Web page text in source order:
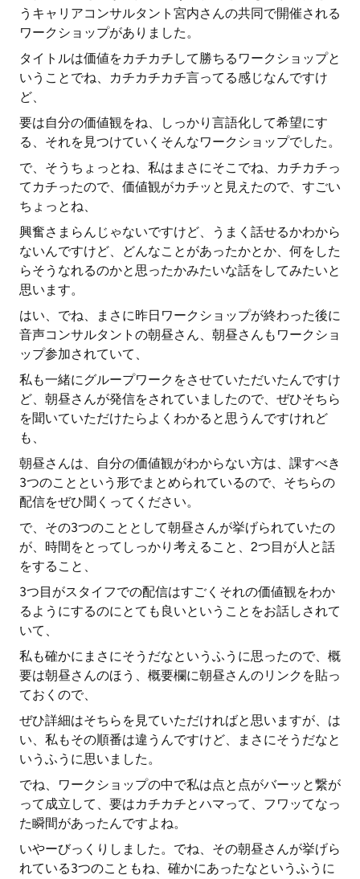
うキャリアコンサルタント宮内さんの共同で開催される
ワークショップがありました。
タイトルは価値をカチカチして勝ちるワークショップと
いうことでね、カチカチカチ言ってる感じなんですけ
ど、
要は自分の価値観をね、しっかり言語化して希望にす
る、それを見つけていくそんなワークショップでした。
で、そうちょっとね、私はまさにそこでね、カチカチっ
てカチったので、価値観がカチッと見えたので、すごい
ちょっとね、
興奮さまらんじゃないですけど、うまく話せるかわから
ないんですけど、どんなことがあったかとか、何をした
らそうなれるのかと思ったかみたいな話をしてみたいと
思います。
はい、でね、まさに昨日ワークショップが終わった後に
音声コンサルタントの朝昼さん、朝昼さんもワークショ
ップ参加されていて、
私も一緒にグループワークをさせていただいたんですけ
ど、朝昼さんが発信をされていましたので、ぜひそちら
を聞いていただけたらよくわかると思うんですけれど
も、
朝昼さんは、自分の価値観がわからない方は、課すべき
3つのことという形でまとめられているので、そちらの
配信をぜひ聞くってください。
で、その3つのこととして朝昼さんが挙げられていたの
が、時間をとってしっかり考えること、2つ目が人と話
をすること、
3つ目がスタイフでの配信はすごくそれの価値観をわか
るようにするのにとても良いということをお話しされて
いて、
私も確かにまさにそうだなというふうに思ったので、概
要は朝昼さんのほう、概要欄に朝昼さんのリンクを貼っ
ておくので、
ぜひ詳細はそちらを見ていただければと思いますが、は
い、私もその順番は違うんですけど、まさにそうだなと
いうふうに思いました。
でね、ワークショップの中で私は点と点がバーッと繋が
って成立して、要はカチカチとハマって、フワッてなっ
た瞬間があったんですよね。
いやーびっくりしました。でね、その朝昼さんが挙げら
れている3つのこともね、確かにあったなというふうに